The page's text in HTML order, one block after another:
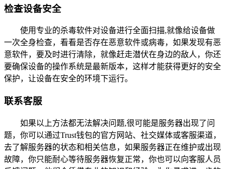
检查设备安全
使用专业的杀毒软件对设备进行全面扫描,就像给设备做
一次全身检查，看看是否存在恶意软件或病毒，如果发现有恶
意软件，要及时进行清除，就像赶走潜伏在身边的敌人，你还
要确保设备的操作系统是最新版本，这样才能获得更好的安全
保护，让设备在安全的环境下运行。
联系客服
如果以上方法都无法解决问题,很可能是服务器出现了问
题，你可以通过Trust钱包的官方网站、社交媒体或客服渠道，
去了解服务器的状态和相关信息，如果服务器正在维护或出现
故障，你只能耐心等待服务器恢复正常，你也可以向客服人员